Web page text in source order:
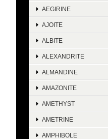
AEGIRINE
AJOITE
ALBITE
ALEXANDRITE
ALMANDINE
AMAZONITE
AMETHYST
AMETRINE
AMPHIBOLE